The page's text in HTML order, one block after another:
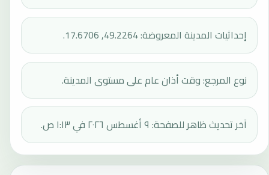
إحداثيات المدينة المعروضة: 49.2264, 17.6706.
نوع المرجع: وقت أذان عام على مستوى المدينة.
آخر تحديث ظاهر للصفحة: ٩ أغسطس ٢٠٢٦ في ١:١٣ ص.